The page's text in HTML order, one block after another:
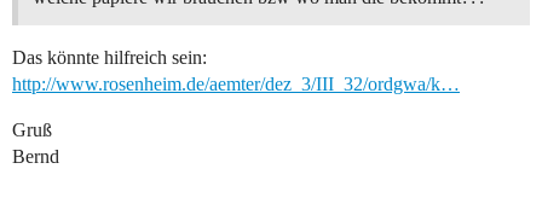
Das könnte hilfreich sein:
http://www.rosenheim.de/aemter/dez_3/III_32/ordgwa/k…
Gruß
Bernd